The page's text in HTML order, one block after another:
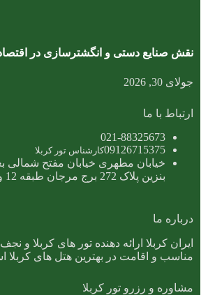
نقش صنایع دستی و انگشترسازی در
جولای 30, 2026
ارتباط با ما
021-88325673
09126715375کارشناس تور کربلا
خیابان مطهری خیابان مفتح شمالی
بنزین پلاک 272 برج مرجان طبقه 12 واحد 2
درباره ما
ایران کربلا ارائه دهنده تور های کربلا و
مناسب و اقامت در بهترین هتل های کربلا
مشاوره و رزرو تور کربلا